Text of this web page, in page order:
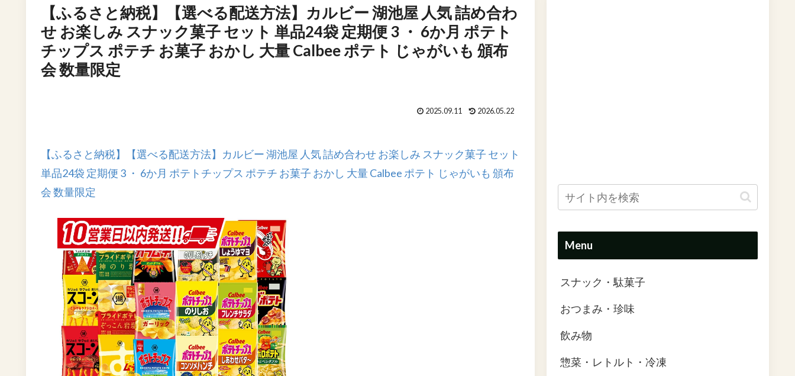
【ふるさと納税】【選べる配送方法】カルビー 湖池屋 人気 詰め合わ
せ お楽しみ スナック菓子 セット 単品24袋 定期便 3 ・ 6か月 ポテト
チップス ポテチ お菓子 おかし 大量 Calbee ポテト じゃがいも 頒布
会 数量限定
2025.09.11 2026.05.22
【ふるさと納税】【選べる配送方法】カルビー 湖池屋 人気 詰め合わせ お楽しみ スナック菓子 セット
単品24袋 定期便 3 ・ 6か月 ポテトチップス ポテチ お菓子 おかし 大量 Calbee ポテト じゃがいも 頒布
会 数量限定
Menu
スナック・駄菓子
おつまみ・珍味
飲み物
惣菜・レトルト・冷凍